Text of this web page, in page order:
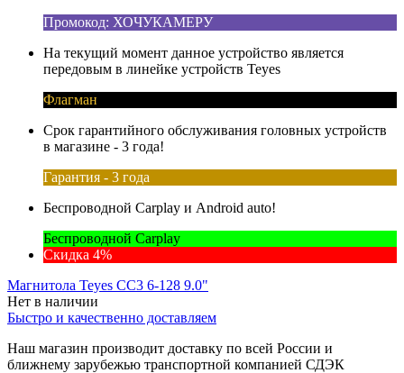
Промокод: ХОЧУКАМЕРУ
На текущий момент данное устройство является
передовым в линейке устройств Teyes
Флагман
Срок гарантийного обслуживания головных устройств
в магазине - 3 года!
Гарантия - 3 года
Беспроводной Carplay и Android auto!
Беспроводной Carplay
Скидка 4%
Магнитола Teyes CC3 6-128 9.0"
Нет в наличии
Быстро и качественно доставляем
Наш магазин производит доставку по всей России и
ближнему зарубежью транспортной компанией СДЭК